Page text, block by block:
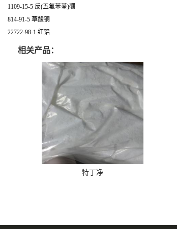
1109-15-5 反(五氟苯荃)硼
814-91-5 草酸铜
22722-98-1 红铝
相关产品：
特丁净